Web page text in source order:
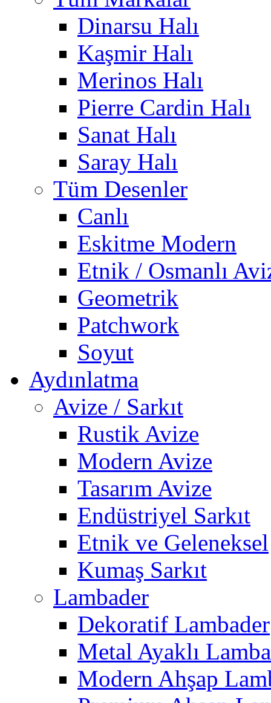
Dinarsu Halı
Kaşmir Halı
Merinos Halı
Pierre Cardin Halı
Sanat Halı
Saray Halı
Tüm Desenler
Canlı
Eskitme Modern
Etnik / Osmanlı
Geometrik
Patchwork
Soyut
Aydınlatma
Avize / Sarkıt
Rustik Avize
Modern Avize
Tasarım Avize
Endüstriyel Sarkıt
Etnik ve Geleneksel
Kumaş Sarkıt
Lambader
Dekoratif Lambader
Metal Ayaklı
Modern Ahşap